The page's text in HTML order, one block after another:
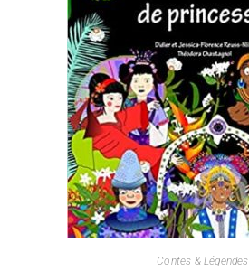
Contes & Légendes